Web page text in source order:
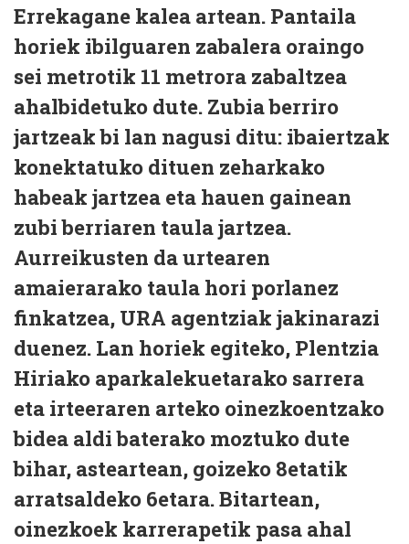
Errekagane kalea artean. Pantaila
horiek ibilguaren zabalera oraingo
sei metrotik 11 metrora zabaltzea
ahalbidetuko dute. Zubia berriro
jartzeak bi lan nagusi ditu: ibaiertzak
konektatuko dituen zeharkako
habeak jartzea eta hauen gainean
zubi berriaren taula jartzea.
Aurreikusten da urtearen
amaierarako taula hori porlanez
finkatzea, URA agentziak jakinarazi
duenez. Lan horiek egiteko, Plentzia
Hiriako aparkalekuetarako sarrera
eta irteeraren arteko oinezkoentzako
bidea aldi baterako moztuko dute
bihar, asteartean, goizeko 8etatik
arratsaldeko 6etara. Bitartean,
oinezkoek karrerapetik pasa ahal